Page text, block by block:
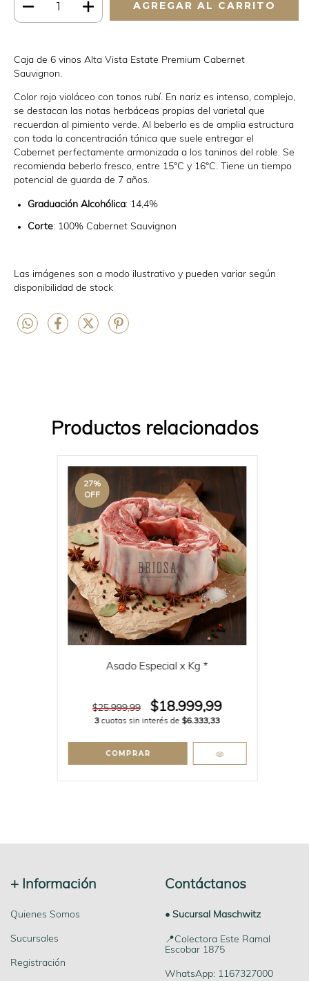
Caja de 6 vinos Alta Vista Estate Premium Cabernet
Sauvignon.
Color rojo violáceo con tonos rubí. En nariz es intenso, complejo,
se destacan las notas herbáceas propias del varietal que
recuerdan al pimiento verde. Al beberlo es de amplia estructura
con toda la concentración tánica que suele entregar el
Cabernet perfectamente armonizada a los taninos del roble. Se
recomienda beberlo fresco, entre 15°C y 16°C. Tiene un tiempo
potencial de guarda de 7 años.
Graduación Alcohólica: 14,4%
Corte: 100% Cabernet Sauvignon
Las imágenes son a modo ilustrativo y pueden variar según
disponibilidad de stock
Productos relacionados
27%
OFF
Asado Especial x Kg *
$25.999,99 $18.999,99
3 cuotas sin interés de $6.333,33
+ Información
Quienes Somos
Sucursales
Registración
Contáctanos
• Sucursal Maschwitz
📍Colectora Este Ramal
Escobar 1875
WhatsApp: 1167327000